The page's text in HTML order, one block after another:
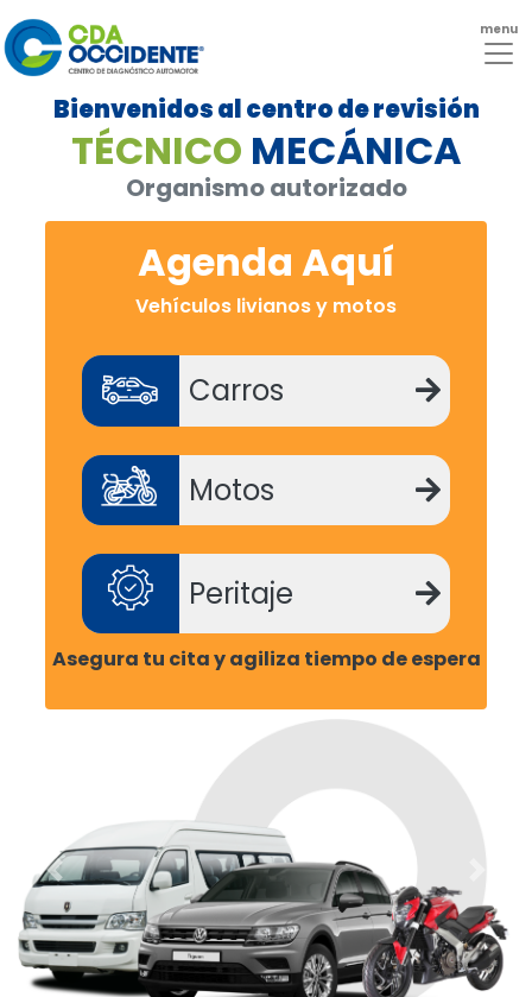
menu
Bienvenidos al centro de revisión
TÉCNICO MECÁNICA
Organismo autorizado
Agenda Aquí
Vehículos livianos y motos
Carros
Motos
Peritaje
Asegura tu cita y agiliza tiempo de espera